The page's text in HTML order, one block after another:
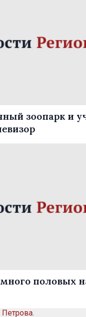
зоопарк и
половых